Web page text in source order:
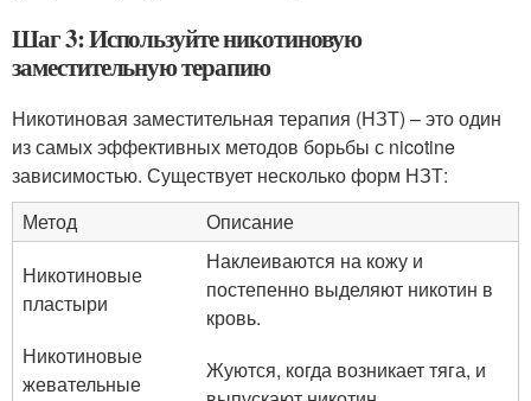
Шаг 3: Используйте никотиновую
заместительную терапию
Никотиновая заместительная терапия (НЗТ) – это один
из самых эффективных методов борьбы с nicotine
зависимостью. Существует несколько форм НЗТ:
Метод
Описание
Никотиновые
пластыри
Наклеиваются на кожу и
постепенно выделяют никотин в
кровь.
Никотиновые
жевательные
Жуются, когда возникает тяга, и